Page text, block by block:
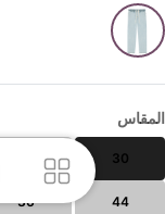
المقاس
30
44
36